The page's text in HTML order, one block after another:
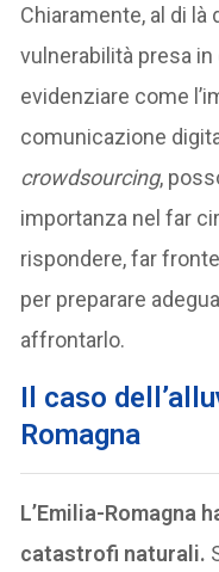
Chiaramente, al di
vulnerabilità presa
evidenziare come
comunicazione
crowdsourcing,
importanza nel far
rispondere, far
per preparare
affrontarlo.
Il caso
Romagna
L’Emilia-Romagna
catastrofi naturali.